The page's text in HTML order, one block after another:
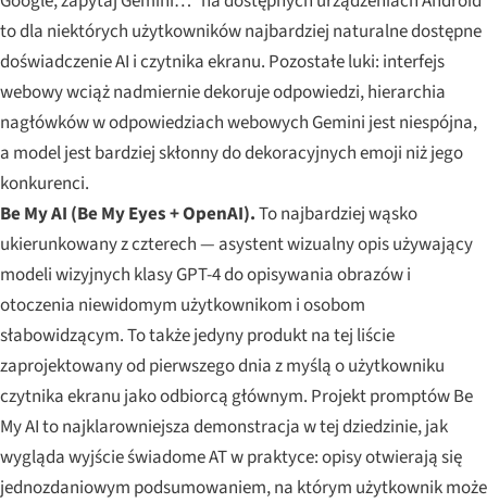
to dla niektórych użytkowników najbardziej naturalne dostępne
doświadczenie AI i czytnika ekranu. Pozostałe luki: interfejs
webowy wciąż nadmiernie dekoruje odpowiedzi, hierarchia
nagłówków w odpowiedziach webowych Gemini jest niespójna,
a model jest bardziej skłonny do dekoracyjnych emoji niż jego
konkurenci.
Be My AI (Be My Eyes + OpenAI).To najbardziej wąsko
ukierunkowany z czterech — asystent wizualny opis używający
modeli wizyjnych klasy GPT-4 do opisywania obrazów i
otoczenia niewidomym użytkownikom i osobom
słabowidzącym. To także jedyny produkt na tej liście
zaprojektowany od pierwszego dnia z myślą o użytkowniku
czytnika ekranu jako odbiorcą głównym. Projekt promptów Be
My AI to najklarowniejsza demonstracja w tej dziedzinie, jak
wygląda wyjście świadome AT w praktyce: opisy otwierają się
jednozdaniowym podsumowaniem, na którym użytkownik może